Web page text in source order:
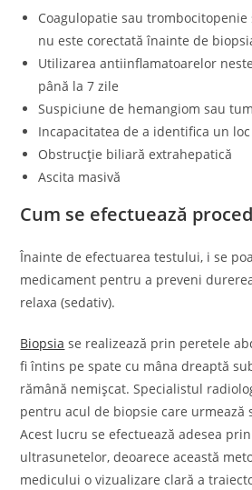
Coagulopatie sau trombocitopenie
nu este corectată înainte de
Utilizarea antiinflamatoarelor
până la 7 zile
Suspiciune de hemangiom sau
Incapacitatea de a identifica un
Obstrucție biliară extrahepatică
Ascita masivă
Cum se efectuează
Înainte de efectuarea testului, i se
medicament pentru a preveni
relaxa (sedativ).
Biopsia se realizează prin peretele
fi întins pe spate cu mâna dreaptă
rămână nemișcat. Specialistul
pentru acul de biopsie care urmează
Acest lucru se efectuează adesea
ultrasunetelor, deoarece această
medicului o vizualizare clară a